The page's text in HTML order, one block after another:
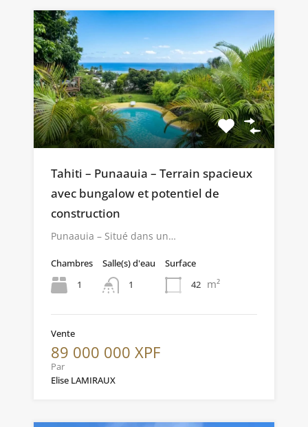
Tahiti – Punaauia – Terrain spacieux
avec bungalow et potentiel de
construction
Punaauia – Situé dans un…
Chambres
1
Salle(s) d'eau
1
Surface
42 m²
Vente
89 000 000 XPF
Par
Elise LAMIRAUX